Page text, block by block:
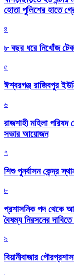
হোতা পুলিশের হাতে
৪
৮ বছর ধরে নিখোঁজ
৫
ঈশ্বরগঞ্জ রাজিবপুর
৬
রাজশাহী মহিলা
সভার আয়োজন
৭
শিশু পুনর্বাসন কেন্দ্র
৮
প্রশাসনিক পদ থেকে
বৈষম্য নিরসনের
৯
বিয়ানীবাজার